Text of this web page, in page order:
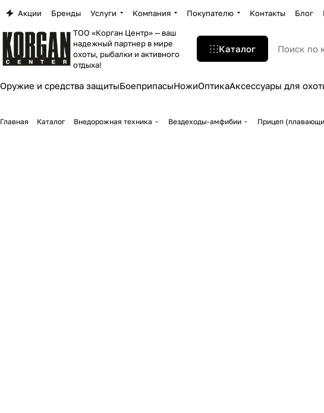
Акции Бренды Услуги Компания Покупателю Контакты Блог
ТОО «Корган Центр» — ваш
надежный партнер в мире
охоты, рыбалки и активного
отдыха!
Каталог
Оружие и средства защитыБоеприпасыНожиОптикаАксессуары для
Главная Каталог Внедорожная техника Вездеходы-амфибии Прицеп